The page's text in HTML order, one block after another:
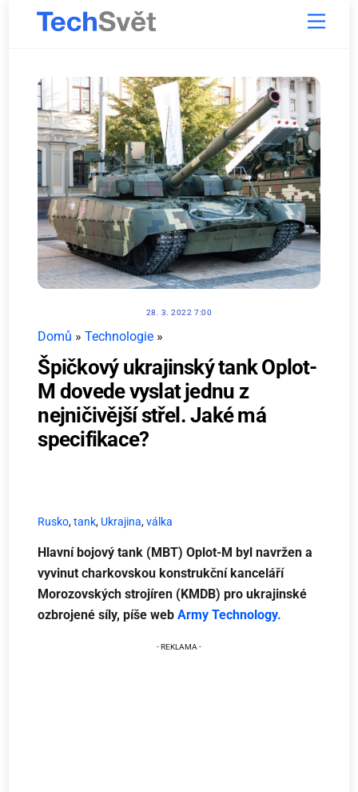
Menu
28. 3. 2022 7:00
Domů » Technologie »
Špičkový ukrajinský tank Oplot-
M dovede vyslat jednu z
nejničivější střel. Jaké má
specifikace?
Rusko,tank, Ukrajina,válka
Hlavní bojový tank (MBT) Oplot-M byl navržen a
vyvinut charkovskou konstrukční kanceláří
Morozovských strojíren (KMDB) pro ukrajinské
ozbrojené síly, píše webArmy Technology.